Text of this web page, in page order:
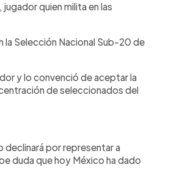
, jugador quien milita en las
la Selección Nacional Sub-20 de
y lo convenció de aceptar la
de seleccionados del
declinará por representar a
duda que hoy México ha dado